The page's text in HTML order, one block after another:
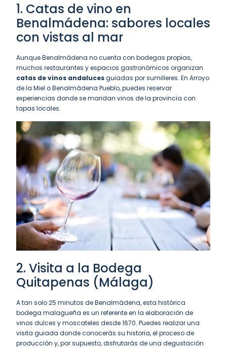
1. Catas de vino en
Benalmádena: sabores locales
con vistas al mar
Aunque Benalmádena no cuenta con bodegas propias,
muchos restaurantes y espacios gastronómicos organizan
catas de vinos andalucesguiadas por sumilleres. En Arroyo
de la Miel o Benalmádena Pueblo, puedes reservar
experiencias donde se maridan vinos de la provincia con
tapas locales.
2. Visita a la Bodega
Quitapenas (Málaga)
A tan solo 25 minutos de Benalmádena, esta histórica
bodega malagueña es un referente en la elaboración de
vinos dulces y moscateles desde 1670. Puedes realizar una
visita guiada donde conocerás su historia, el proceso de
producción y, por supuesto, disfrutarás de una degustación